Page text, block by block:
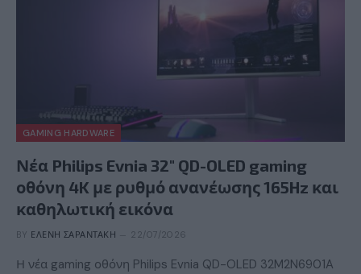
GAMING HARDWARE
Νέα Philips Evnia 32″ QD-OLED gaming
οθόνη 4K με ρυθμό ανανέωσης 165Hz και
καθηλωτική εικόνα
BY ΕΛΈΝΗ ΣΑΡΑΝΤΆΚΗ 22/07/2026
Η νέα gaming οθόνη Philips Evnia QD-OLED 32M2N6901A